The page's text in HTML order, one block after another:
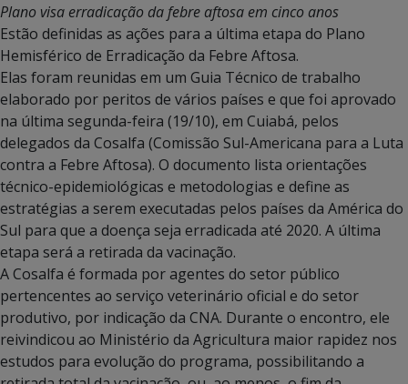
Plano visa erradicação da febre aftosa em cinco anos
Estão definidas as ações para a última etapa do Plano
Hemisférico de Erradicação da Febre Aftosa.
Elas foram reunidas em um Guia Técnico de trabalho
elaborado por peritos de vários países e que foi aprovado
na última segunda-feira (19/10), em Cuiabá, pelos
delegados da Cosalfa (Comissão Sul-Americana para a Luta
contra a Febre Aftosa). O documento lista orientações
técnico-epidemiológicas e metodologias e define as
estratégias a serem executadas pelos países da América do
Sul para que a doença seja erradicada até 2020. A última
etapa será a retirada da vacinação.
A Cosalfa é formada por agentes do setor público
pertencentes ao serviço veterinário oficial e do setor
produtivo, por indicação da CNA. Durante o encontro, ele
reivindicou ao Ministério da Agricultura maior rapidez nos
estudos para evolução do programa, possibilitando a